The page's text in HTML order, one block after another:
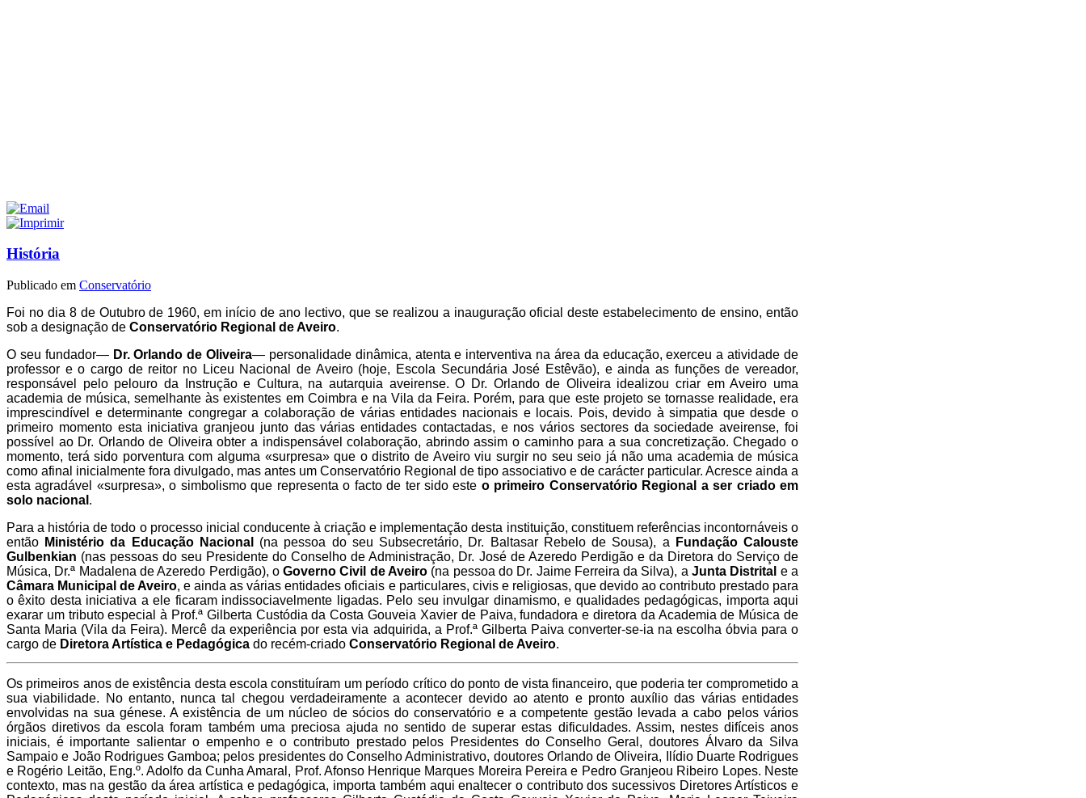
História
Publicado em Conservatório
Foi no dia 8 de Outubro de 1960, em início de ano lectivo, que se realizou a inauguração oficial deste estabelecimento de ensino, então
sob a designação de Conservatório Regional de Aveiro.
O seu fundador— Dr. Orlando de Oliveira— personalidade dinâmica, atenta e interventiva na área da educação, exerceu a atividade de
professor e o cargo de reitor no Liceu Nacional de Aveiro (hoje, Escola Secundária José Estêvão), e ainda as funções de vereador,
responsável pelo pelouro da Instrução e Cultura, na autarquia aveirense. O Dr. Orlando de Oliveira idealizou criar em Aveiro uma
academia de música, semelhante às existentes em Coimbra e na Vila da Feira. Porém, para que este projeto se tornasse realidade, era
imprescindível e determinante congregar a colaboração de várias entidades nacionais e locais. Pois, devido à simpatia que desde o
primeiro momento esta iniciativa granjeou junto das várias entidades contactadas, e nos vários sectores da sociedade aveirense, foi
possível ao Dr. Orlando de Oliveira obter a indispensável colaboração, abrindo assim o caminho para a sua concretização. Chegado o
momento, terá sido porventura com alguma «surpresa» que o distrito de Aveiro viu surgir no seu seio já não uma academia de música
como afinal inicialmente fora divulgado, mas antes um Conservatório Regional de tipo associativo e de carácter particular. Acresce ainda a
esta agradável «surpresa», o simbolismo que representa o facto de ter sido este o primeiro Conservatório Regional a ser criado em
solo nacional .
Para a história de todo o processo inicial conducente à criação e implementação desta instituição, constituem referências incontornáveis o
então Ministério da Educação Nacional (na pessoa do seu Subsecretário, Dr. Baltasar Rebelo de Sousa), a
Fundação Calouste
Gulbenkian (nas pessoas do seu Presidente do Conselho de Administração, Dr. José de Azeredo Perdigão e da Diretora do Serviço de
Música, Dr.ª Madalena de Azeredo Perdigão), oGoverno Civil de Aveiro (na pessoa do Dr. Jaime Ferreira da Silva), aJunta Distrital e a
Câmara Municipal de Aveiro, e ainda as várias entidades oficiais e particulares, civis e religiosas, que devido ao contributo prestado para
o êxito desta iniciativa a ele ficaram indissociavelmente ligadas. Pelo seu invulgar dinamismo, e qualidades pedagógicas, importa aqui
exarar um tributo especial à Prof.ª Gilberta Custódia da Costa Gouveia Xavier de Paiva, fundadora e diretora da Academia de Música de
Santa Maria (Vila da Feira). Mercê da experiência por esta via adquirida, a Prof.ª Gilberta Paiva converter-se-ia na escolha óbvia para o
cargo de Diretora Artística e Pedagógica do recém-criado Conservatório Regional de Aveiro.
Os primeiros anos de existência desta escola constituíram um período crítico do ponto de vista financeiro, que poderia ter comprometido a
sua viabilidade. No entanto, nunca tal chegou verdadeiramente a acontecer devido ao atento e pronto auxílio das várias entidades
envolvidas na sua génese. A existência de um núcleo de sócios do conservatório e a competente gestão levada a cabo pelos vários
órgãos diretivos da escola foram também uma preciosa ajuda no sentido de superar estas dificuldades. Assim, nestes difíceis anos
iniciais, é importante salientar o empenho e o contributo prestado pelos Presidentes do Conselho Geral, doutores Álvaro da Silva
Sampaio e João Rodrigues Gamboa; pelos presidentes do Conselho Administrativo, doutores Orlando de Oliveira, Ilídio Duarte Rodrigues
e Rogério Leitão, Eng.º. Adolfo da Cunha Amaral, Prof. Afonso Henrique Marques Moreira Pereira e Pedro Granjeou Ribeiro Lopes. Neste
contexto, mas na gestão da área artística e pedagógica, importa também aqui enaltecer o contributo dos sucessivos Diretores Artísticos e